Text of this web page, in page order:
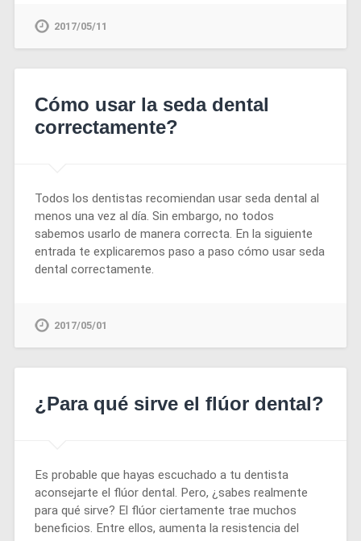
2017/05/11
Cómo usar la seda dental
correctamente?
Todos los dentistas recomiendan usar seda dental al
menos una vez al día. Sin embargo, no todos
sabemos usarlo de manera correcta. En la siguiente
entrada te explicaremos paso a paso cómo usar seda
dental correctamente.
2017/05/01
¿Para qué sirve el flúor dental?
Es probable que hayas escuchado a tu dentista
aconsejarte el flúor dental. Pero, ¿sabes realmente
para qué sirve? El flúor ciertamente trae muchos
beneficios. Entre ellos, aumenta la resistencia del